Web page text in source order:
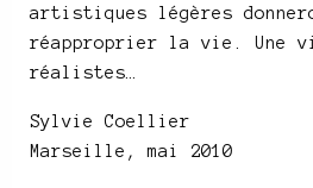
artistiques légères
réapproprier la vie. Une
réalistes…
Sylvie Coellier
Marseille, mai 2010